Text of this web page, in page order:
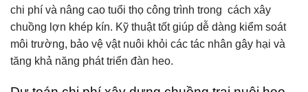
chi phí và nâng cao tuổi thọ công trình trong cách xây
chuồng lợn khép kín. Kỹ thuật tốt giúp dễ dàng kiểm soát
môi trường, bảo vệ vật nuôi khỏi các tác nhân gây hại và
tăng khả năng phát triển đàn heo.